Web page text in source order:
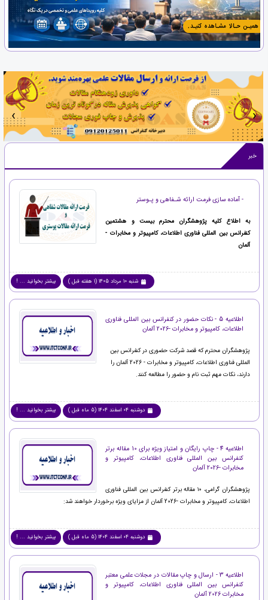
‹ ›
خبر
- آماده سازی فرمت ارائه شـفاهی و پـوستر
به اطلاع کلیه پژوهشگران محترم بیست و هشتمین
کنفرانس بین المللی فناوری اطلاعات، کامپیوتر و مخابرات -
آلمان
شنبه 10 مرداد 1405 (1 هفته قبل ) بیشتر بخوانید ... !
اطلاعیه 5 - نکات حضور در کنفرانس بین المللی فناوری
اطلاعات، کامپیوتر و مخابرات -2026 آلمان
پژوهشگران محترم که قصد شرکت حضوری در کنفرانس بین
المللی فناوری اطلاعات، کامپیوتر و مخابرات - 2026 آلمان را
دارند، نکات مهم ثبت نام و حضور را مطالعه کنند.
دوشنبه 04 اسفند 1404 (5 ماه قبل ) بیشتر بخوانید ... !
اطلاعیه 4 - چاپ رایگان و امتیاز ویژه برای 10 مقاله برتر
کنفرانس بین المللی فناوری اطلاعات، کامپیوتر و
مخابرات -2026 آلمان
پژوهشگران گرامی، ۱۰ مقاله برتر کنفرانس بین المللی فناوری
اطلاعات، کامپیوتر و مخابرات -2026 آلمان از مزایای ویژه برخوردار خواهند شد:
دوشنبه 04 اسفند 1404 (5 ماه قبل ) بیشتر بخوانید ... !
اطلاعیه 3 - ارسال و چاپ مقالات در مجلات علمی معتبر
کنفرانس بین المللی فناوری اطلاعات، کامپیوتر و
مخابرات 2026 آلمان